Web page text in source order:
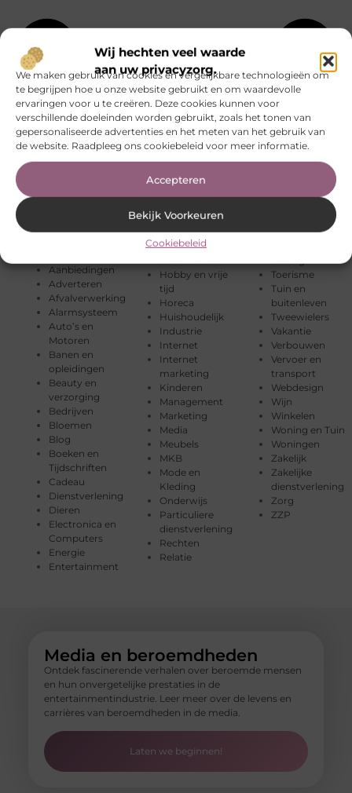
Wij hechten veel waarde
aan uw privacyzorg.
We maken gebruik van cookies en vergelijkbare technologieën om
te begrijpen hoe u onze website gebruikt en om waardevolle
ervaringen voor u te creëren. Deze cookies kunnen voor
verschillende doeleinden worden gebruikt, zoals het tonen van
gepersonaliseerde advertenties en het meten van het gebruik van
de website. Raadpleeg ons cookiebeleid voor meer informatie.
Accepteren
Bekijk Voorkeuren
Cookiebeleid
Alle
Aanbiedingen
Adverteren
Afvalverwerking
Alarmsysteem
Auto’s en
Motoren
Banen en
opleidingen
Beauty en
verzorging
Bedrijven
Bloemen
Blog
Boeken en
Tijdschriften
Cadeau
Dienstverlening
Dieren
Electronica en
Computers
Energie
Entertainment
Eten en drinken
Financieel
Gezondheid
Groothandel
Hobby en vrije
tijd
Horeca
Huishoudelijk
Industrie
Internet
Internet
marketing
Kinderen
Management
Marketing
Media
Meubels
MKB
Mode en
Kleding
Onderwijs
Particuliere
dienstverlening
Rechten
Relatie
Startpaginas
Testing
Toerisme
Tuin en
buitenleven
Tweewielers
Vakantie
Verbouwen
Vervoer en
transport
Webdesign
Wijn
Winkelen
Woning en Tuin
Woningen
Zakelijk
Zakelijke
dienstverlening
Zorg
ZZP
Media en beroemdheden
Ontdek fascinerende verhalen over beroemde mensen
en hun onvergetelijke prestaties in de
entertainmentindustrie. Leer meer over de levens en
carrières van beroemdheden in de media.
Laten we beginnen!